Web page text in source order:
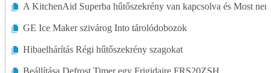
A KitchenAid Superba hűtőszekrény van kapcsolva és Most
GE Ice Maker szivárog Into tárolódobozok
Hibaelhárítás Régi hűtőszekrény szagokat
Beállítása Defrost Timer egy Frigidaire FRS20ZSH